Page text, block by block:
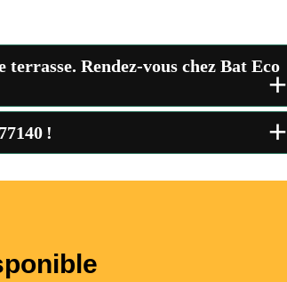
Rendez-vous chez Bat Eco
+
! +